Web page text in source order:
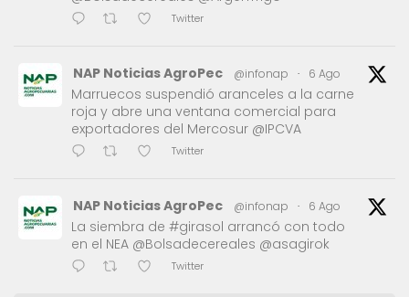
Twitter
NAP Noticias AgroPec @infonap · 6 Ago
Marruecos suspendió aranceles a la carne
roja y abre una ventana comercial para
exportadores del Mercosur @IPCVA
Twitter
NAP Noticias AgroPec @infonap · 6 Ago
La siembra de #girasol arrancó con todo
en el NEA @Bolsadecereales @asagirok
Twitter